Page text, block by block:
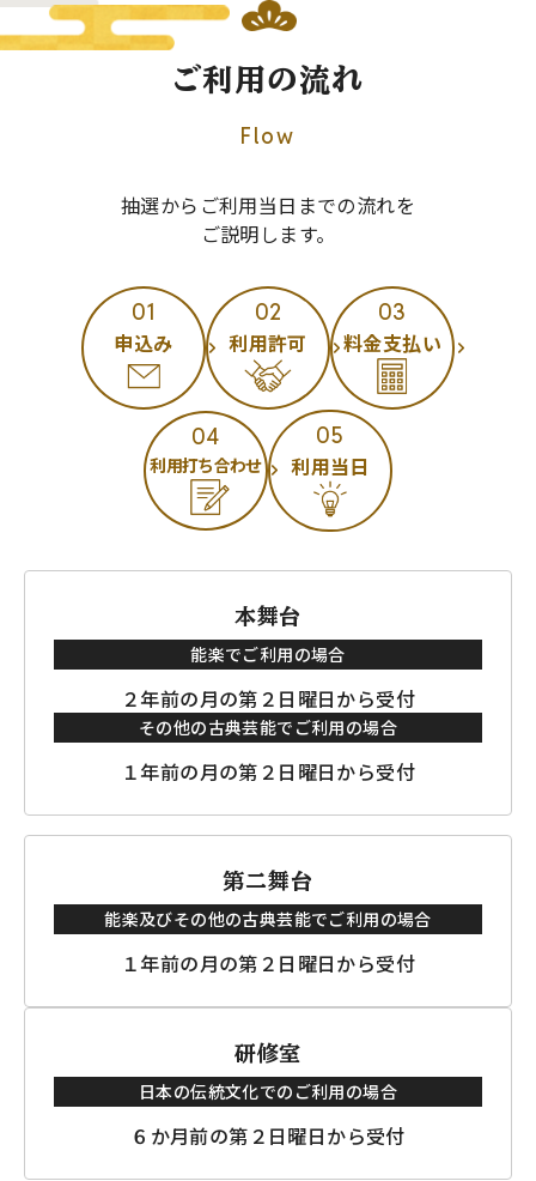
ご利用の流れ
Flow
抽選からご利用当日までの流れを
ご説明します。
申込み 利用許可 料金支払い
利用打ち合わせ 利用当日
本舞台
能楽でご利用の場合
２年前の月の第２日曜日から受付
その他の古典芸能でご利用の場合
１年前の月の第２日曜日から受付
第二舞台
能楽及びその他の古典芸能でご利用の場合
１年前の月の第２日曜日から受付
研修室
日本の伝統文化でのご利用の場合
６か月前の第２日曜日から受付